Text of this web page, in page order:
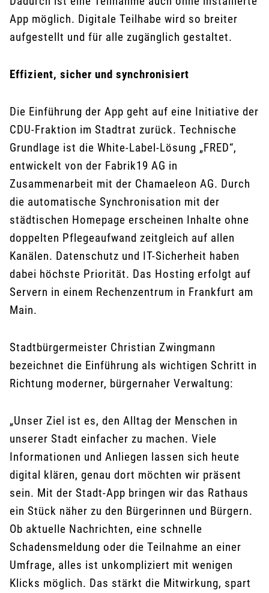
App möglich. Digitale Teilhabe wird so breiter
aufgestellt und für alle zugänglich gestaltet.
Effizient, sicher und synchronisiert
Die Einführung der App geht auf eine Initiative der
CDU-Fraktion im Stadtrat zurück. Technische
Grundlage ist die White-Label-Lösung „FRED“,
entwickelt von der Fabrik19 AG in
Zusammenarbeit mit der Chamaeleon AG. Durch
die automatische Synchronisation mit der
städtischen Homepage erscheinen Inhalte ohne
doppelten Pflegeaufwand zeitgleich auf allen
Kanälen. Datenschutz und IT-Sicherheit haben
dabei höchste Priorität. Das Hosting erfolgt auf
Servern in einem Rechenzentrum in Frankfurt am
Main.
Stadtbürgermeister Christian Zwingmann
bezeichnet die Einführung als wichtigen Schritt in
Richtung moderner, bürgernaher Verwaltung:
„Unser Ziel ist es, den Alltag der Menschen in
unserer Stadt einfacher zu machen. Viele
Informationen und Anliegen lassen sich heute
digital klären, genau dort möchten wir präsent
sein. Mit der Stadt-App bringen wir das Rathaus
ein Stück näher zu den Bürgerinnen und Bürgern.
Ob aktuelle Nachrichten, eine schnelle
Schadensmeldung oder die Teilnahme an einer
Umfrage, alles ist unkompliziert mit wenigen
Klicks möglich. Das stärkt die Mitwirkung, spart